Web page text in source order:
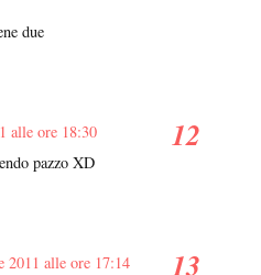
due
alle ore 18:30
pazzo XD
2011 alle ore 17:14